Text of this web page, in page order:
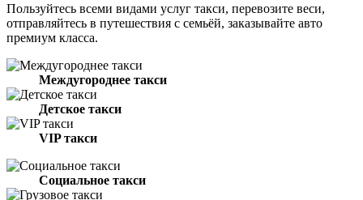
Пользуйтесь всеми видами услуг такси, перевозите веси,
отправляйтесь в путешествия с семьёй, заказывайте авто
премиум класса.
Междугороднее такси
Детское такси
VIP такси
Социальное такси